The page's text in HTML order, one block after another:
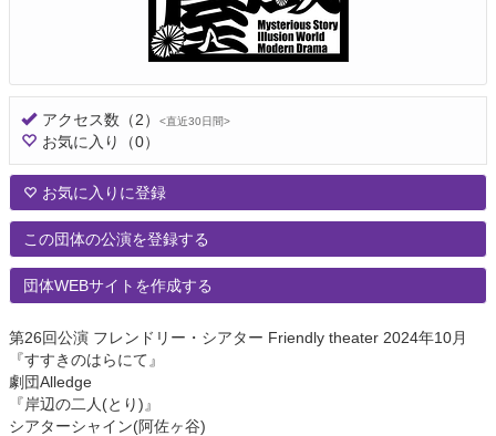
アクセス数 （2） <直近30日間>
お気に入り （0）
お気に入りに登録
この団体の公演を登録する
団体WEBサイトを作成する
第26回公演 フレンドリー・シアター Friendly theater 2024年10月
『すすきのはらにて』
劇団Alledge
『岸辺の二人(とり)』
シアターシャイン(阿佐ヶ谷)